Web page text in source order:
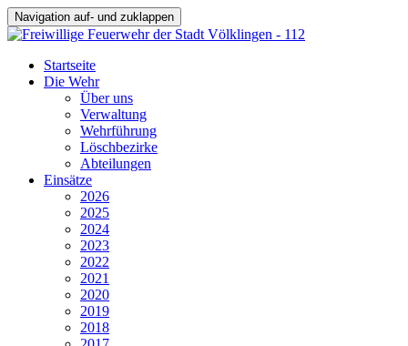
Navigation auf- und zuklappen
Startseite
Die Wehr
Über uns
Verwaltung
Wehrführung
Löschbezirke
Abteilungen
Einsätze
2026
2025
2024
2023
2022
2021
2020
2019
2018